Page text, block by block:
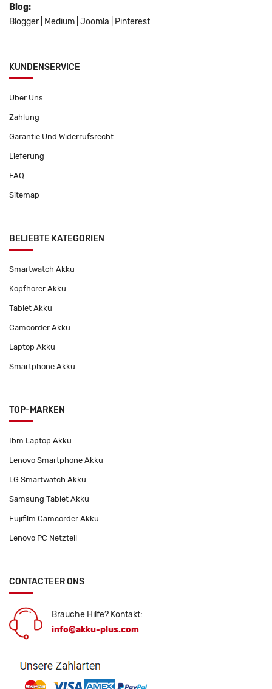
Blog:
Blogger
Medium Joomla Pinterest
KUNDENSERVICE
Über Uns
Zahlung
Garantie Und Widerrufsrecht
Lieferung
FAQ
Sitemap
BELIEBTE KATEGORIEN
Smartwatch Akku
Kopfhörer Akku
Tablet Akku
Camcorder Akku
Laptop Akku
Smartphone Akku
TOP-MARKEN
Ibm Laptop Akku
Lenovo Smartphone Akku
LG Smartwatch Akku
Samsung Tablet Akku
Fujifilm Camcorder Akku
Lenovo PC Netzteil
CONTACTEER ONS
Brauche Hilfe? Kontakt:
info@akku-plus.com